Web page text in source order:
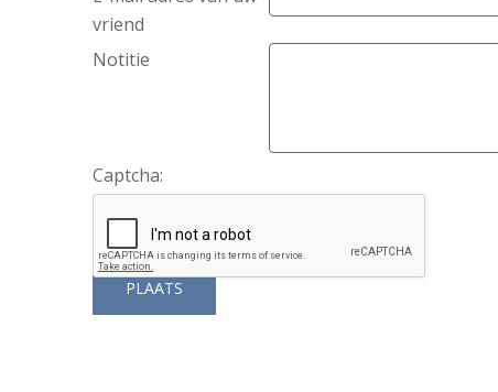
vriend
Notitie
Captcha: